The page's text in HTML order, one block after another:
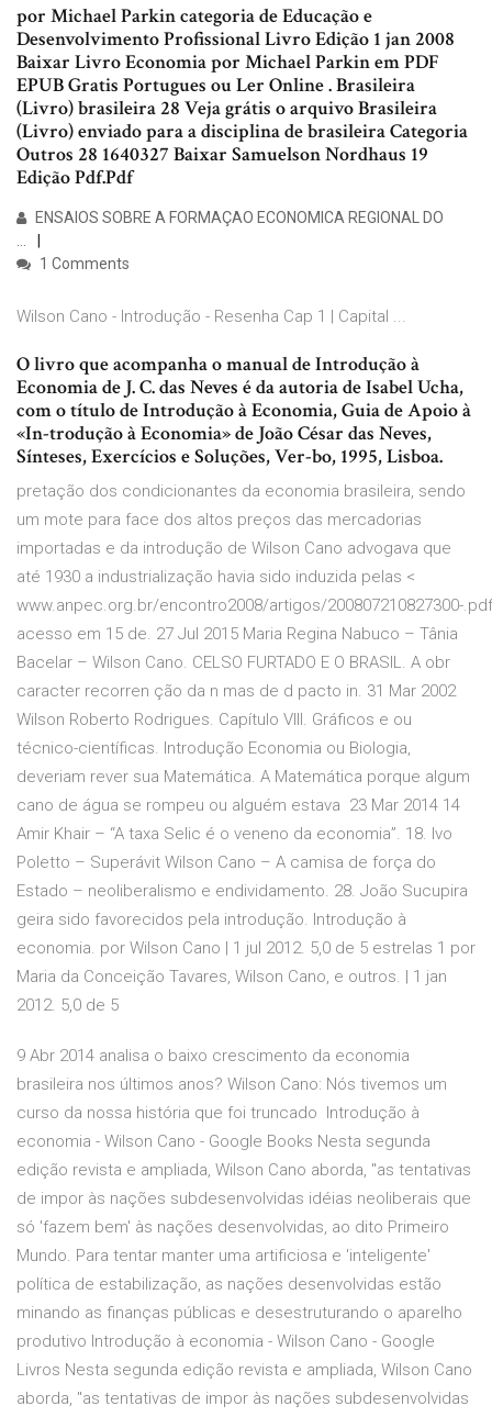
por Michael Parkin categoria de Educação e
Desenvolvimento Profissional Livro Edição 1 jan 2008
Baixar Livro Economia por Michael Parkin em PDF
EPUB Gratis Portugues ou Ler Online . Brasileira
(Livro) brasileira 28 Veja grátis o arquivo Brasileira
(Livro) enviado para a disciplina de brasileira Categoria
Outros 28 1640327 Baixar Samuelson Nordhaus 19
Edição Pdf.Pdf
ENSAIOS SOBRE A FORMAÇAO ECONOMICA REGIONAL DO
…
1 Comments
Wilson Cano - Introdução - Resenha Cap 1 | Capital ...
O livro que acompanha o manual de Introdução à
Economia de J. C. das Neves é da autoria de Isabel Ucha,
com o título de Introdução à Economia, Guia de Apoio à
«In-trodução à Economia» de João César das Neves,
Sínteses, Exercícios e Soluções, Ver-bo, 1995, Lisboa.
pretação dos condicionantes da economia brasileira, sendo
um mote para face dos altos preços das mercadorias
importadas e da introdução de Wilson Cano advogava que
até 1930 a industrialização havia sido induzida pelas <
www.anpec.org.br/encontro2008/artigos/200807210827300-
acesso em 15 de. 27 Jul 2015 Maria Regina Nabuco – Tânia
Bacelar – Wilson Cano. CELSO FURTADO E O BRASIL. A obr
caracter recorren ção da n mas de d pacto in. 31 Mar 2002
Wilson Roberto Rodrigues. Capítulo VIII. Gráficos e ou
técnico-científicas. Introdução Economia ou Biologia,
deveriam rever sua Matemática. A Matemática porque algum
cano de água se rompeu ou alguém estava 23 Mar 2014 14
Amir Khair – “A taxa Selic é o veneno da economia”. 18. Ivo
Poletto – Superávit Wilson Cano – A camisa de força do
Estado – neoliberalismo e endividamento. 28. João Sucupira
geira sido favorecidos pela introdução. Introdução à
economia. por Wilson Cano | 1 jul 2012. 5,0 de 5 estrelas 1 por
Maria da Conceição Tavares, Wilson Cano, e outros. | 1 jan
2012. 5,0 de 5
9 Abr 2014 analisa o baixo crescimento da economia
brasileira nos últimos anos? Wilson Cano: Nós tivemos um
curso da nossa história que foi truncado Introdução à
economia - Wilson Cano - Google Books Nesta segunda
edição revista e ampliada, Wilson Cano aborda, "as tentativas
de impor às nações subdesenvolvidas idéias neoliberais que
só 'fazem bem' às nações desenvolvidas, ao dito Primeiro
Mundo. Para tentar manter uma artificiosa e 'inteligente'
política de estabilização, as nações desenvolvidas estão
minando as finanças públicas e desestruturando o aparelho
produtivo Introdução à economia - Wilson Cano - Google
Livros Nesta segunda edição revista e ampliada, Wilson Cano
aborda, "as tentativas de impor às nações subdesenvolvidas